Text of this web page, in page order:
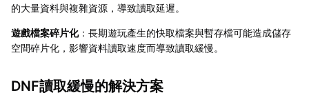
的大量資料與複雜資源，導致讀取延遲。
遊戲檔案碎片化：長期遊玩產生的快取檔案與暫存檔可能造成儲存
空間碎片化，影響資料讀取速度而導致讀取緩慢。
DNF讀取緩慢的解決方案